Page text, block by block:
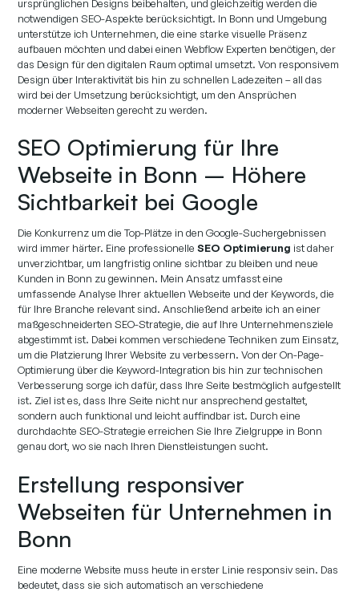
ursprünglichen Designs beibehalten, und gleichzeitig werden die
notwendigen SEO-Aspekte berücksichtigt. In Bonn und Umgebung
unterstütze ich Unternehmen, die eine starke visuelle Präsenz
aufbauen möchten und dabei einen Webflow Experten benötigen, der
das Design für den digitalen Raum optimal umsetzt. Von responsivem
Design über Interaktivität bis hin zu schnellen Ladezeiten – all das
wird bei der Umsetzung berücksichtigt, um den Ansprüchen
moderner Webseiten gerecht zu werden.
SEO Optimierung für Ihre
Webseite in Bonn – Höhere
Sichtbarkeit bei Google
Die Konkurrenz um die Top-Plätze in den Google-Suchergebnissen
wird immer härter. Eine professionelleSEO Optimierung ist daher
unverzichtbar, um langfristig online sichtbar zu bleiben und neue
Kunden in Bonn zu gewinnen. Mein Ansatz umfasst eine
umfassende Analyse Ihrer aktuellen Webseite und der Keywords, die
für Ihre Branche relevant sind. Anschließend arbeite ich an einer
maßgeschneiderten SEO-Strategie, die auf Ihre Unternehmensziele
abgestimmt ist. Dabei kommen verschiedene Techniken zum Einsatz,
um die Platzierung Ihrer Website zu verbessern. Von der On-Page-
Optimierung über die Keyword-Integration bis hin zur technischen
Verbesserung sorge ich dafür, dass Ihre Seite bestmöglich aufgestellt
ist. Ziel ist es, dass Ihre Seite nicht nur ansprechend gestaltet,
sondern auch funktional und leicht auffindbar ist. Durch eine
durchdachte SEO-Strategie erreichen Sie Ihre Zielgruppe in Bonn
genau dort, wo sie nach Ihren Dienstleistungen sucht.
Erstellung responsiver
Webseiten für Unternehmen in
Bonn
Eine moderne Website muss heute in erster Linie responsiv sein. Das
bedeutet, dass sie sich automatisch an verschiedene